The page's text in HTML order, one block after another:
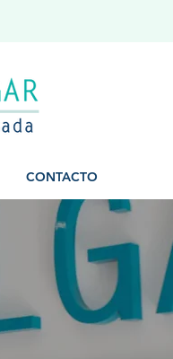
CONTACTO